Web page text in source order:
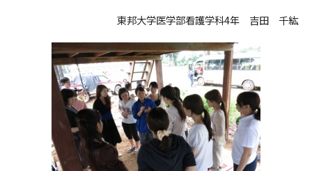
東邦大学医学部看護学科4年 吉田 千紘